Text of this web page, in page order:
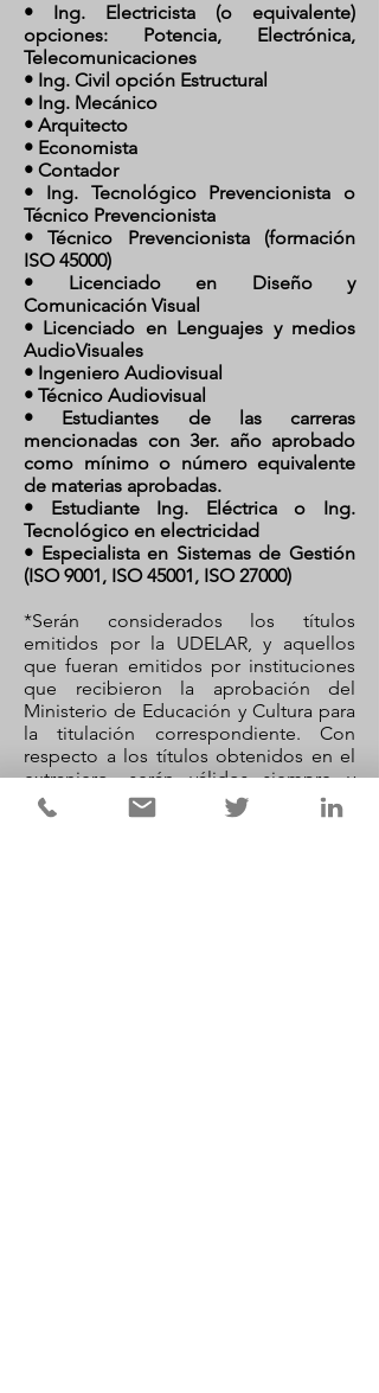
• Ing. Electricista (o equivalente)
opciones: Potencia, Electrónica,
Telecomunicaciones
• Ing. Civil opción Estructural
• Ing. Mecánico
• Arquitecto
• Economista
• Contador
• Ing. Tecnológico Prevencionista o
Técnico Prevencionista
• Técnico Prevencionista (formación
ISO 45000)
• Licenciado en Diseño y
Comunicación Visual
• Licenciado en Lenguajes y medios
AudioVisuales
• Ingeniero Audiovisual
• Técnico Audiovisual
• Estudiantes de las carreras
mencionadas con 3er. año aprobado
como mínimo o número equivalente
de materias aprobadas.
• Estudiante Ing. Eléctrica o Ing.
Tecnológico en electricidad
• Especialista en Sistemas de Gestión
(ISO 9001, ISO 45001, ISO 27000)
*Serán considerados los títulos
emitidos por la UDELAR, y aquellos
que fueran emitidos por instituciones
que recibieron la aprobación del
Ministerio de Educación y Cultura para
la titulación correspondiente. Con
respecto a los títulos obtenidos en el
extranjero, serán válidos siempre y
cuando los mismos estén revalidados
por la UDELAR.